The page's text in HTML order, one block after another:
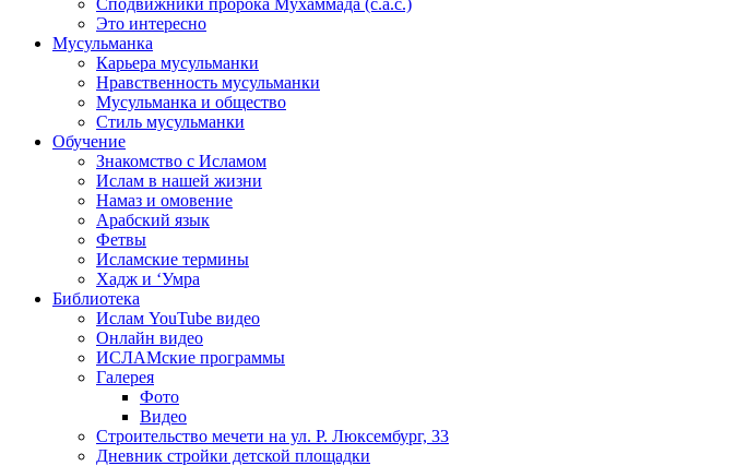
Сподвижники пророка Мухаммада (с.а.с.)
Это интересно
Мусульманка
Карьера мусульманки
Нравственность мусульманки
Мусульманка и общество
Стиль мусульманки
Обучение
Знакомство с Исламом
Ислам в нашей жизни
Намаз и омовение
Арабский язык
Фетвы
Исламские термины
Хадж и ‘Умра
Библиотека
Ислам YouTube видео
Онлайн видео
ИСЛАМские программы
Галерея
Фото
Видео
Строительство мечети на ул. Р. Люксембург, 33
Дневник стройки детской площадки